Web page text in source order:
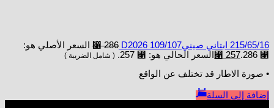
215/65/16 ابتاني صينيD2026 109/107 ⃁286
السعر الأصلي هو:
⃁ 286.
⃁ 257 السعر الحالي هو: ⃁ 257. ( شامل الضريبة )
• صورة الاطار قد تختلف عن الواقع
إضافة إلى السلة